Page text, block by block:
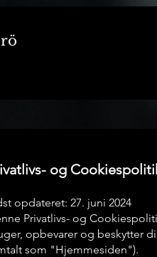
og
opdateret: 27. juni 2024
Privatlivs- og
opbevarer og beskytter
som "Hjemmesiden").